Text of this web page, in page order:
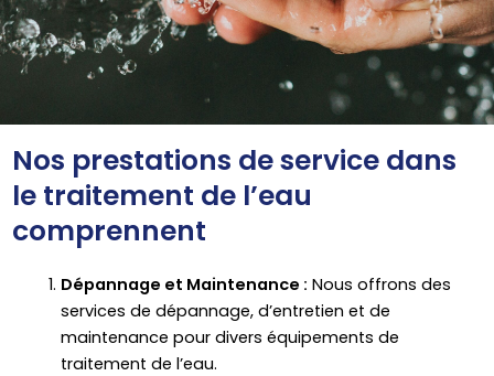
Nos prestations de service dans
le traitement de l’eau
comprennent
Dépannage et Maintenance : Nous offrons des
services de dépannage, d’entretien et de
maintenance pour divers équipements de
traitement de l’eau.